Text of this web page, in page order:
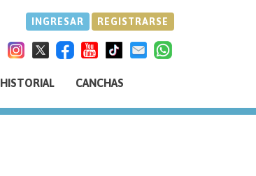
INGRESAR REGISTRARSE
HISTORIAL CANCHAS